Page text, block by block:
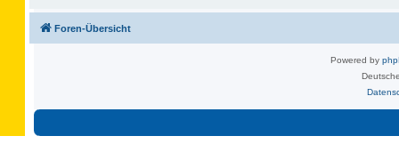
Foren-Übersicht
Powered by